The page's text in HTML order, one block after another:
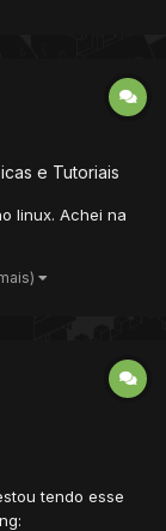
e Tutoriais
linux. Achei na
tendo esse